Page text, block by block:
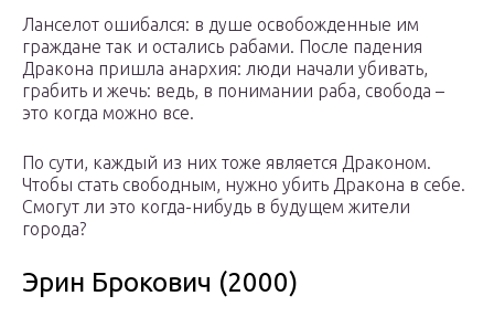
Ланселот ошибался: в душе освобожденные им
граждане так и остались рабами. После падения
Дракона пришла анархия: люди начали убивать,
грабить и жечь: ведь, в понимании раба, свобода –
это когда можно все.
По сути, каждый из них тоже является Драконом.
Чтобы стать свободным, нужно убить Дракона в себе.
Смогут ли это когда-нибудь в будущем жители
города?
Эрин Брокович (2000)